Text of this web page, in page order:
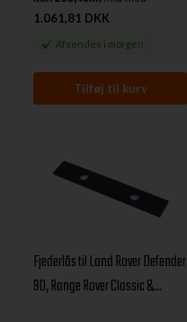
1.061,81 DKK
Afsendes i morgen
Fjederlås til Land Rover Defender
90, Range Rover Classic &